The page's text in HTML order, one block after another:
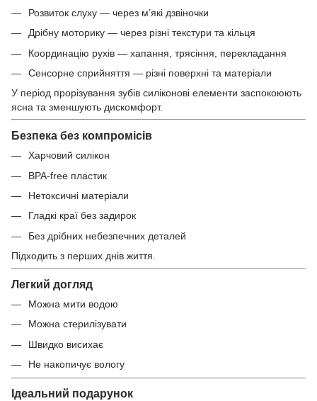
Розвиток слуху — через м’які дзвіночки
Дрібну моторику — через різні текстури та кільця
Координацію рухів — хапання, трясіння, перекладання
Сенсорне сприйняття — різні поверхні та матеріали
У період прорізування зубів силіконові елементи заспокоюють
ясна та зменшують дискомфорт.
Безпека без компромісів
Харчовий силікон
BPA-free пластик
Нетоксичні матеріали
Гладкі краї без задирок
Без дрібних небезпечних деталей
Підходить з перших днів життя.
Легкий догляд
Можна мити водою
Можна стерилізувати
Швидко висихає
Не накопичує вологу
Ідеальний подарунок